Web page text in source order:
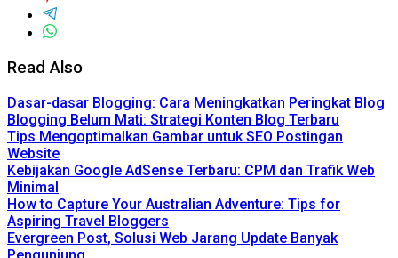
Read Also
Dasar-dasar Blogging: Cara Meningkatkan Peringkat Blog
Blogging Belum Mati: Strategi Konten Blog Terbaru
Tips Mengoptimalkan Gambar untuk SEO Postingan
Website
Kebijakan Google AdSense Terbaru: CPM dan Trafik Web
Minimal
How to Capture Your Australian Adventure: Tips for
Aspiring Travel Bloggers
Evergreen Post, Solusi Web Jarang Update Banyak